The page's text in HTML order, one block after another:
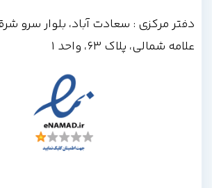
دفتر مرکزی : سعادت آباد، بلوار سرو
علامه شمالی، پلاک 63، واحد 1